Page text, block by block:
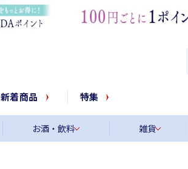
新着商品 特集
お酒・飲料 雑貨